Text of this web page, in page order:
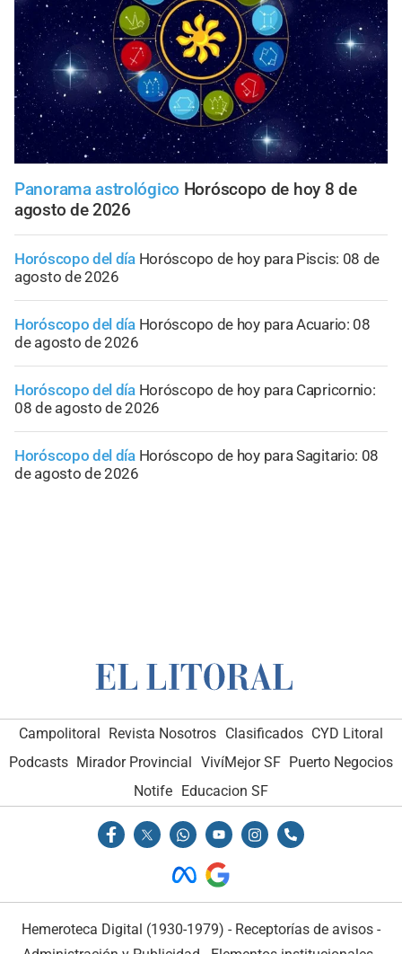
Panorama astrológico Horóscopo de hoy 8 de
agosto de 2026
Horóscopo del día Horóscopo de hoy para Piscis: 08 de
agosto de 2026
Horóscopo del día Horóscopo de hoy para Acuario: 08
de agosto de 2026
Horóscopo del día Horóscopo de hoy para Capricornio:
08 de agosto de 2026
Horóscopo del día Horóscopo de hoy para Sagitario: 08
de agosto de 2026
Campolitoral Revista Nosotros Clasificados CYD Litoral
Podcasts Mirador Provincial VivíMejor SF Puerto Negocios
Notife Educacion SF
Hemeroteca Digital (1930-1979) - Receptorías de avisos -